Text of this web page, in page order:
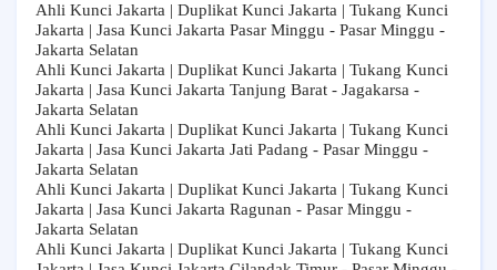
Ahli Kunci Jakarta | Duplikat Kunci Jakarta | Tukang Kunci
Jakarta | Jasa Kunci Jakarta Pasar Minggu - Pasar Minggu -
Jakarta Selatan
Ahli Kunci Jakarta | Duplikat Kunci Jakarta | Tukang Kunci
Jakarta | Jasa Kunci Jakarta Tanjung Barat - Jagakarsa -
Jakarta Selatan
Ahli Kunci Jakarta | Duplikat Kunci Jakarta | Tukang Kunci
Jakarta | Jasa Kunci Jakarta Jati Padang - Pasar Minggu -
Jakarta Selatan
Ahli Kunci Jakarta | Duplikat Kunci Jakarta | Tukang Kunci
Jakarta | Jasa Kunci Jakarta Ragunan - Pasar Minggu -
Jakarta Selatan
Ahli Kunci Jakarta | Duplikat Kunci Jakarta | Tukang Kunci